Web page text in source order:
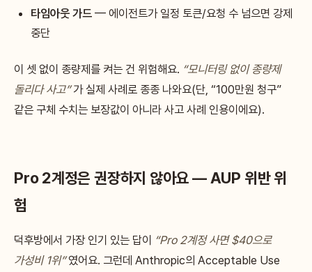
타임아웃 가드 — 에이전트가 일정 토큰/요청 수 넘으면 강제
중단
이 셋 없이 종량제를 켜는 건 위험해요. “모니터링 없이 종량제
돌리다 사고”가 실제 사례로 종종 나와요(단, “100만원 청구”
같은 구체 수치는 보장값이 아니라 사고 사례 인용이에요).
Pro 2계정은 권장하지 않아요 — AUP 위반 위
험
덕후방에서 가장 인기 있는 답이 “Pro 2계정 사면 $40으로
가성비 1위”였어요. 그런데 Anthropic의 Acceptable Use